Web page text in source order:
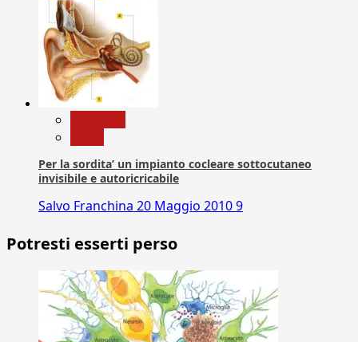
Per la sordita’ un impianto cocleare sottocutaneo
invisibile e autoricricabile
Salvo Franchina 20 Maggio 20109
Potresti esserti perso